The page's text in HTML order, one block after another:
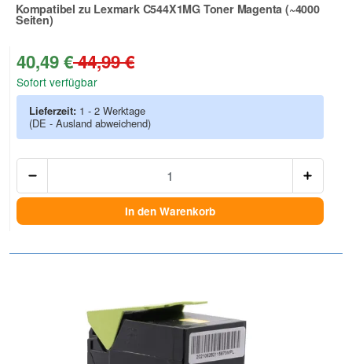
Kompatibel zu Lexmark C544X1MG Toner Magenta (~4000
Seiten)
Zur Artikelbewertung
40,49 €44,99 €
Sofort verfügbar
Lieferzeit: 1 - 2 Werktage
(DE - Ausland abweichend)
In den Warenkorb